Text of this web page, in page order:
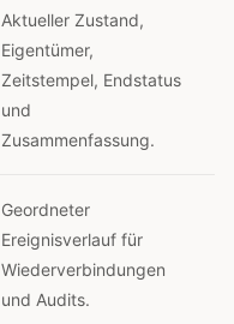
Aktueller Zustand,
Eigentümer,
Zeitstempel, Endstatus
und
Zusammenfassung.
Geordneter
Ereignisverlauf für
Wiederverbindungen
und Audits.